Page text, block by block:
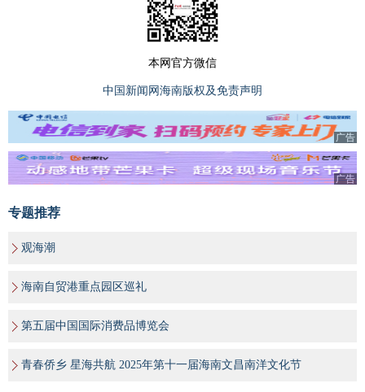
本网官方微信
中国新闻网海南版权及免责声明
广告
广告
专题推荐
观海潮
海南自贸港重点园区巡礼
第五届中国国际消费品博览会
青春侨乡 星海共航 2025年第十一届海南文昌南洋文化节